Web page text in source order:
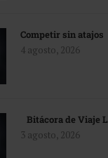
Competir sin atajos
4 agosto, 2026
Bitácora de Viaje
3 agosto, 2026